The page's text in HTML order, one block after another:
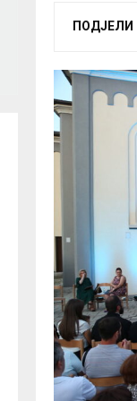
ПОДЈЕЛИ